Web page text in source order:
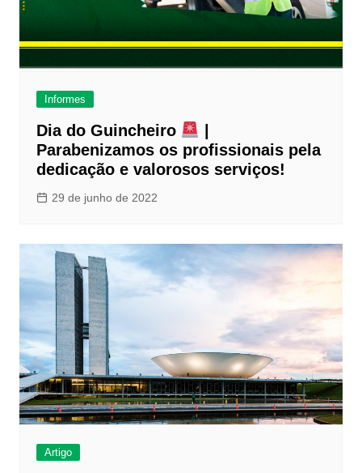
Informes
Dia do Guincheiro
Parabenizamos os profissionais pela
dedicação e valorosos serviços!
29 de junho de 2022
Artigo